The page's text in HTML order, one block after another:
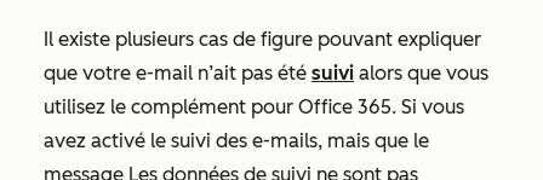
Il existe plusieurs cas de figure pouvant expliquer
que votre e-mail n’ait pas été suivi alors que vous
utilisez le complément pour Office 365. Si vous
avez activé le suivi des e-mails, mais que le
message Les données de suivi ne sont pas